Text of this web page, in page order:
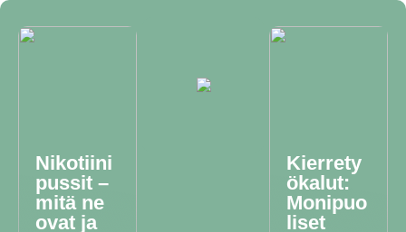
Nikotiini
pussit –
mitä ne
ovat ja
Kierrety
ökalut:
Monipuo
liset